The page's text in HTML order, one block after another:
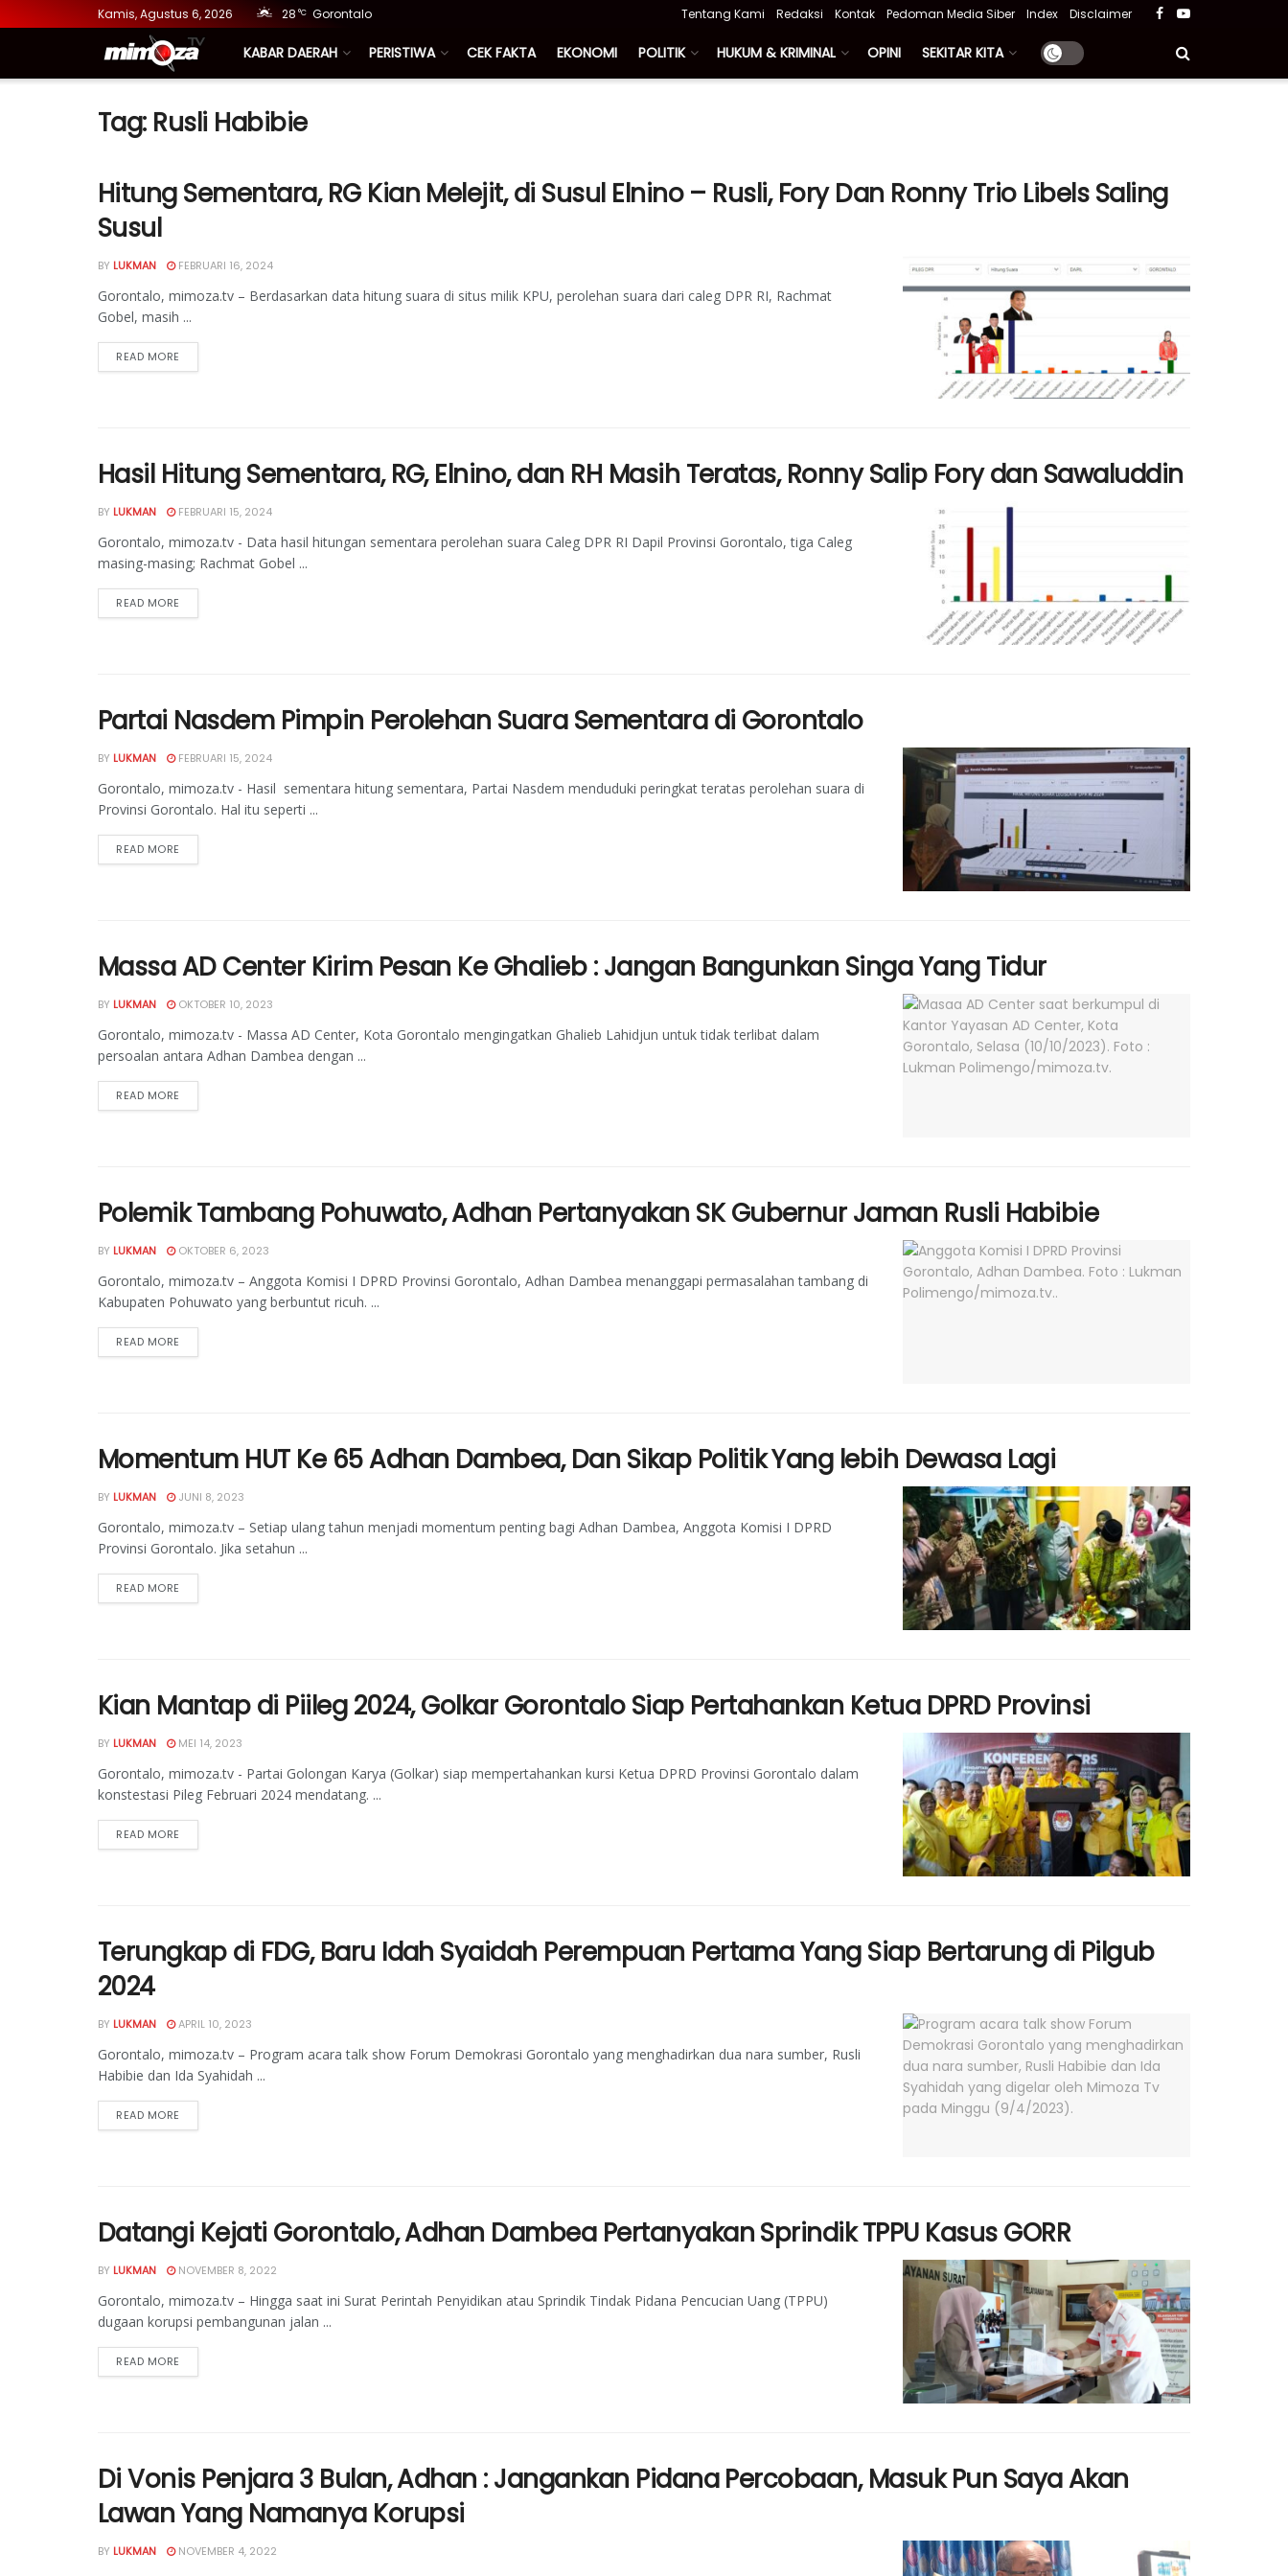
Kamis, Agustus 6, 2026 28 °C Gorontalo Tentang Kami Redaksi Kontak Pedoman Media Siber Index Disclaimer
KABAR DAERAH PERISTIWA CEK FAKTA EKONOMI POLITIK HUKUM & KRIMINAL OPINI SEKITAR KITA
Tag: Rusli Habibie
Hitung Sementara, RG Kian Melejit, di Susul Elnino – Rusli, Fory Dan Ronny Trio Libels Saling
Susul
BY LUKMAN FEBRUARI 16, 2024
Gorontalo, mimoza.tv – Berdasarkan data hitung suara di situs milik KPU, perolehan suara dari caleg DPR RI, Rachmat
Gobel, masih ...
READ MORE
Hasil Hitung Sementara, RG, Elnino, dan RH Masih Teratas, Ronny Salip Fory dan Sawaluddin
BY LUKMAN FEBRUARI 15, 2024
Gorontalo, mimoza.tv - Data hasil hitungan sementara perolehan suara Caleg DPR RI Dapil Provinsi Gorontalo, tiga Caleg
masing-masing; Rachmat Gobel ...
READ MORE
Partai Nasdem Pimpin Perolehan Suara Sementara di Gorontalo
BY LUKMAN FEBRUARI 15, 2024
Gorontalo, mimoza.tv - Hasil sementara hitung sementara, Partai Nasdem menduduki peringkat teratas perolehan suara di
Provinsi Gorontalo. Hal itu seperti ...
READ MORE
Massa AD Center Kirim Pesan Ke Ghalieb : Jangan Bangunkan Singa Yang Tidur
BY LUKMAN OKTOBER 10, 2023
Gorontalo, mimoza.tv - Massa AD Center, Kota Gorontalo mengingatkan Ghalieb Lahidjun untuk tidak terlibat dalam
persoalan antara Adhan Dambea dengan ...
READ MORE
Polemik Tambang Pohuwato, Adhan Pertanyakan SK Gubernur Jaman Rusli Habibie
BY LUKMAN OKTOBER 6, 2023
Gorontalo, mimoza.tv – Anggota Komisi I DPRD Provinsi Gorontalo, Adhan Dambea menanggapi permasalahan tambang di
Kabupaten Pohuwato yang berbuntut ricuh. ...
READ MORE
Momentum HUT Ke 65 Adhan Dambea, Dan Sikap Politik Yang lebih Dewasa Lagi
BY LUKMAN JUNI 8, 2023
Gorontalo, mimoza.tv – Setiap ulang tahun menjadi momentum penting bagi Adhan Dambea, Anggota Komisi I DPRD
Provinsi Gorontalo. Jika setahun ...
READ MORE
Kian Mantap di Piileg 2024, Golkar Gorontalo Siap Pertahankan Ketua DPRD Provinsi
BY LUKMAN MEI 14, 2023
Gorontalo, mimoza.tv - Partai Golongan Karya (Golkar) siap mempertahankan kursi Ketua DPRD Provinsi Gorontalo dalam
konstestasi Pileg Februari 2024 mendatang. ...
READ MORE
Terungkap di FDG, Baru Idah Syaidah Perempuan Pertama Yang Siap Bertarung di Pilgub
2024
BY LUKMAN APRIL 10, 2023
Gorontalo, mimoza.tv – Program acara talk show Forum Demokrasi Gorontalo yang menghadirkan dua nara sumber, Rusli
Habibie dan Ida Syahidah ...
READ MORE
Datangi Kejati Gorontalo, Adhan Dambea Pertanyakan Sprindik TPPU Kasus GORR
BY LUKMAN NOVEMBER 8, 2022
Gorontalo, mimoza.tv – Hingga saat ini Surat Perintah Penyidikan atau Sprindik Tindak Pidana Pencucian Uang (TPPU)
dugaan korupsi pembangunan jalan ...
READ MORE
Di Vonis Penjara 3 Bulan, Adhan : Jangankan Pidana Percobaan, Masuk Pun Saya Akan
Lawan Yang Namanya Korupsi
BY LUKMAN NOVEMBER 4, 2022